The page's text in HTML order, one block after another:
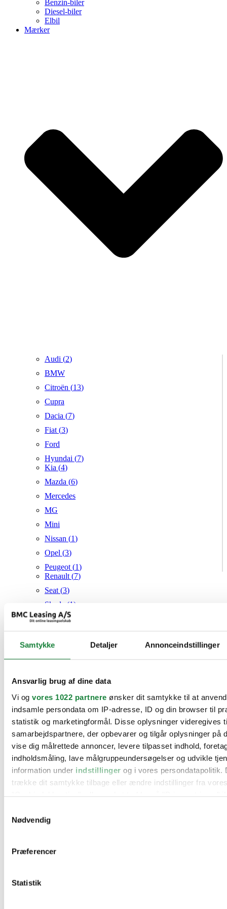
Samtykke Detaljer Annonceindstillinger
Ansvarlig brug af dine data
Vi og vores 1022 partnere ønsker dit samtykke til at
indsamle persondata om IP-adresse, ID og din browser til
statistik og marketingformål. Disse oplysninger videregives
samarbejdspartnere, der opbevarer og tilgår oplysninger på
vise dig målrettede annoncer, levere tilpasset indhold,
indholdsmåling, lave målgruppeundersøgelser og udvikle
information under indstillinger og i vores persondatapolitik.
trække dit samtykke tilbage eller ændre indstillinger fra
Hvis du tillader det, vil vi også gerne:
Identificere din enhed baseret på en scanning af
Dine valg anvendes på hele websitet.
Nødvendig
Præferencer
Statistik
Benzin-biler
Diesel-biler
Elbil
Mærker
Audi (2)
BMW
Citroën (13)
Cupra
Dacia (7)
Fiat (3)
Ford
Hyundai (7)
Kia (4)
Mazda (6)
Mercedes
MG
Mini
Nissan (1)
Opel (3)
Peugeot (1)
Renault (7)
Seat (3)
Skoda (1)
Suzuki
Tesla
Toyota (
VW (21)
Mazda
Citroën
Cupra
Dacia
Fiat
Ford
Hyundai
Kia
Mercedes
MG
Mini
Opel
Renault
Seat
Tesla
Værksteder